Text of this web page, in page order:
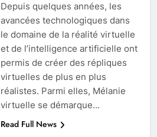
Depuis quelques années, les
avancées technologiques dans
le domaine de la réalité virtuelle
et de l’intelligence artificielle ont
permis de créer des répliques
virtuelles de plus en plus
réalistes. Parmi elles, Mélanie
virtuelle se démarque…
Read Full News